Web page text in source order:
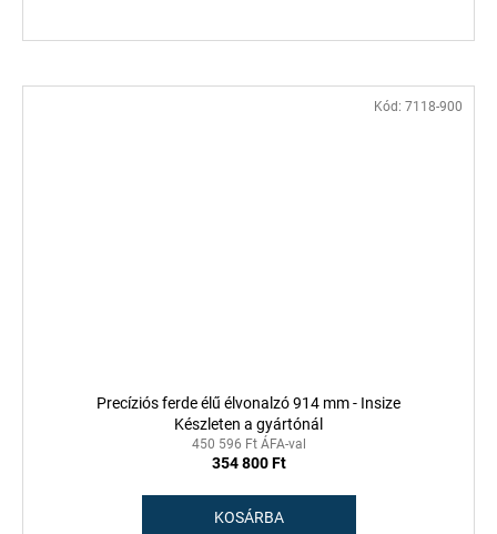
Precíziós ferde élű élvonalzó 914 mm - Insize
Készleten a gyártónál
450 596 Ft ÁFA-val
354 800 Ft
KOSÁRBA
Kód: 7118-900